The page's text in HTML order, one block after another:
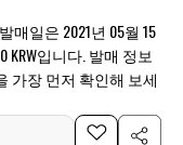
매일은 2021년 05월 15
KRW입니다. 발매 정보
가장 먼저 확인해 보세